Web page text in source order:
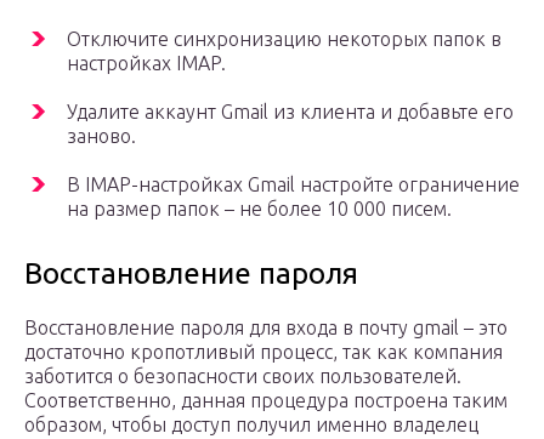
Отключите синхронизацию некоторых папок в
настройках IMAP.
Удалите аккаунт Gmail из клиента и добавьте его
заново.
В IMAP-настройках Gmail настройте ограничение
на размер папок – не более 10 000 писем.
Восстановление пароля
Восстановление пароля для входа в почту gmail – это
достаточно кропотливый процесс, так как компания
заботится о безопасности своих пользователей.
Соответственно, данная процедура построена таким
образом, чтобы доступ получил именно владелец